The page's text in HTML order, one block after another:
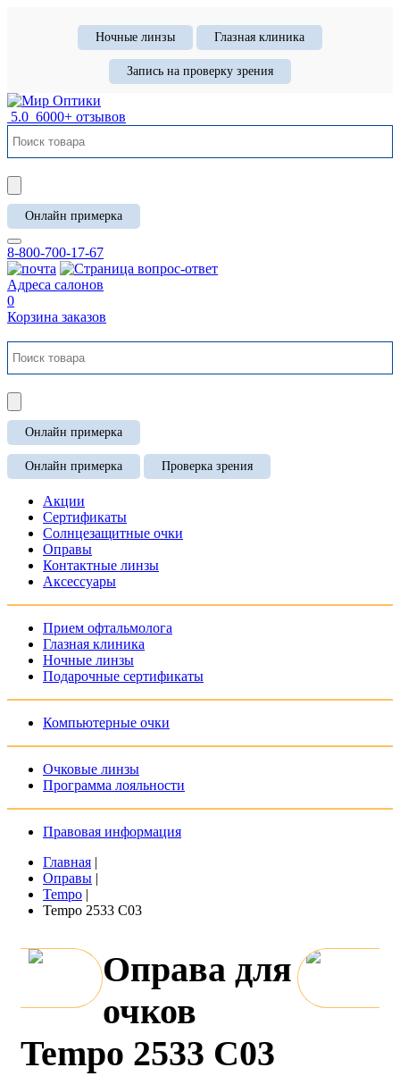
Ночные линзы Глазная клиника
Запись на проверку зрения
5.0 6000+ отзывов
Онлайн примерка
8-800-700-17-67
Адреса салонов
0
Корзина заказов
Онлайн примерка
Онлайн примерка Проверка зрения
Акции
Сертификаты
Солнцезащитные очки
Оправы
Контактные линзы
Аксессуары
Прием офтальмолога
Глазная клиника
Ночные линзы
Подарочные сертификаты
Компьютерные очки
Очковые линзы
Программа лояльности
Правовая информация
Главная |
Оправы |
Tempo |
Tempo 2533 C03
Оправа для
очков
Tempo 2533 C03